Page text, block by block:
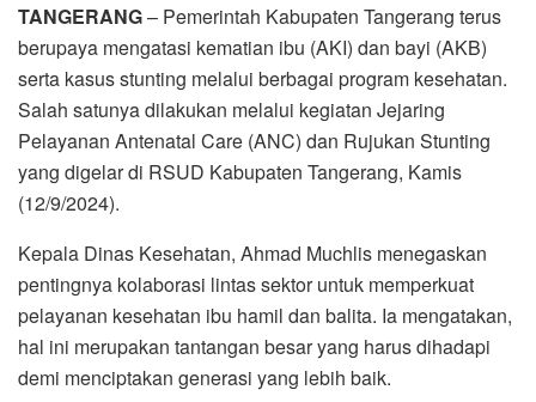
TANGERANG– Pemerintah Kabupaten Tangerang terus
berupaya mengatasi kematian ibu (AKI) dan bayi (AKB)
serta kasus stunting melalui berbagai program kesehatan.
Salah satunya dilakukan melalui kegiatan Jejaring
Pelayanan Antenatal Care (ANC) dan Rujukan Stunting
yang digelar di RSUD Kabupaten Tangerang, Kamis
(12/9/2024).
Kepala Dinas Kesehatan, Ahmad Muchlis menegaskan
pentingnya kolaborasi lintas sektor untuk memperkuat
pelayanan kesehatan ibu hamil dan balita. Ia mengatakan,
hal ini merupakan tantangan besar yang harus dihadapi
demi menciptakan generasi yang lebih baik.